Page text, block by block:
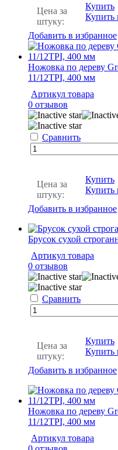
Цена за
штуку:
Купить
Купить
Добавить в избранное
Ножовка по дереву
11/12TPI, 400 мм
Артикул товара
0 отзывов
Сравнить
Цена за
штуку:
Купить
Купить
Добавить в избранное
Брусок сухой
Артикул товара
0 отзывов
Сравнить
Цена за
штуку:
Купить
Купить
Добавить в избранное
Ножовка по дереву
11/12TPI, 400 мм
Артикул товара